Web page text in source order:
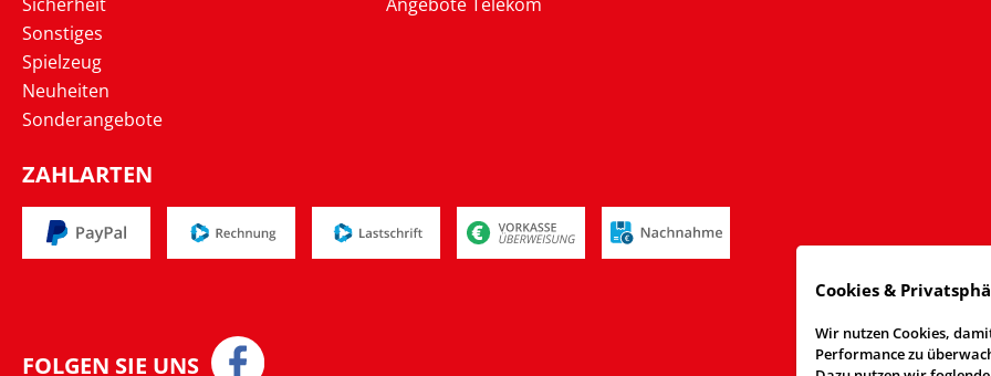
Sonstiges
Spielzeug
Neuheiten
Sonderangebote
ZAHLARTEN
FOLGEN SIE UNS
Cookies &
Wir nutzen Cookies,
Performance zu